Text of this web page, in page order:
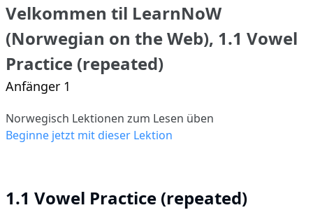
Velkommen til LearnNoW
(Norwegian on the Web), 1.1 Vowel
Practice (repeated)
Anfänger 1
Norwegisch Lektionen zum Lesen üben
Beginne jetzt mit dieser Lektion
1.1 Vowel Practice (repeated)